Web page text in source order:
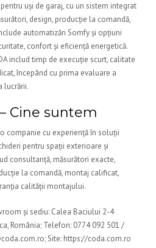
uși de garaj, cu un sistem integrat
design, producție la comandă,
automatizări Somfy și opțiuni
confort și eficiență energetică.
includ timp de execuție scurt, calitate
începând cu prima evaluare a
lucrării.
Cine suntem
companie cu experiență în soluții
pentru spații exterioare și
consultanță, măsurători exacte,
la comandă, montaj calificat,
calității montajului.
și sediu: Calea Baciului 2-4
România; Telefon: 0774 092 501 /
Site: https://coda.com.ro